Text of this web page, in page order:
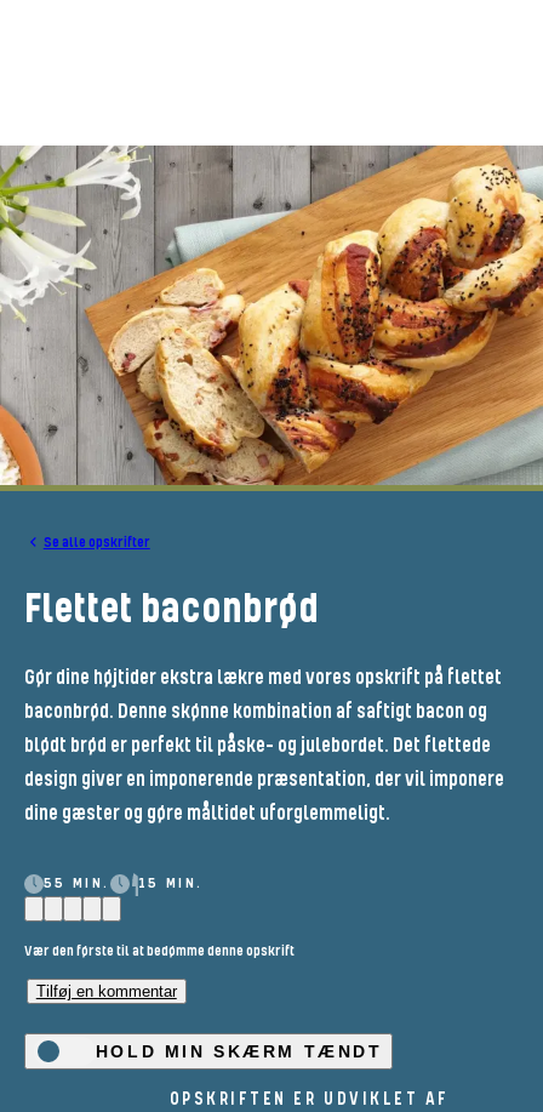
Se alle opskrifter
Flettet baconbrød
Gør dine højtider ekstra lækre med vores opskrift på flettet
baconbrød. Denne skønne kombination af saftigt bacon og
blødt brød er perfekt til påske- og julebordet. Det flettede
design giver en imponerende præsentation, der vil imponere
dine gæster og gøre måltidet uforglemmeligt.
55 MIN. 15 MIN.
Vær den første til at bedømme denne opskrift
Tilføj en kommentar
HOLD MIN SKÆRM TÆNDT
OPSKRIFTEN ER UDVIKLET AF